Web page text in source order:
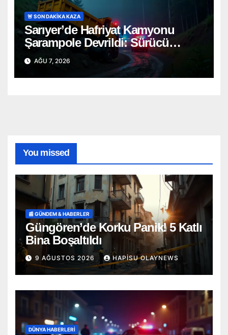
🚨 SON DAKİKA KAZA
Sarıyer’de Hafriyat Kamyonu
Şarampole Devrildi: Sürücü
Güçlükle Kurtarıldı
AĞU 7, 2026
You missed
📰 GÜNDEM & HABERLER
Güngören’de Korku Panik! 5 Katlı
Bina Boşaltıldı
9 AĞUSTOS 2026 HAPISU OLAYNEWS
DÜNYA HABERLERI